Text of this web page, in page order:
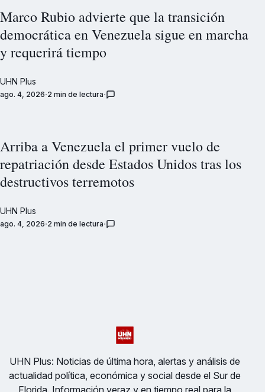
Marco Rubio advierte que la transición
democrática en Venezuela sigue en marcha
y requerirá tiempo
UHN Plus
ago. 4, 2026 2 min de lectura
Arriba a Venezuela el primer vuelo de
repatriación desde Estados Unidos tras los
destructivos terremotos
UHN Plus
ago. 4, 2026 2 min de lectura
UHN Plus: Noticias de última hora, alertas y análisis de
actualidad política, económica y social desde el Sur de